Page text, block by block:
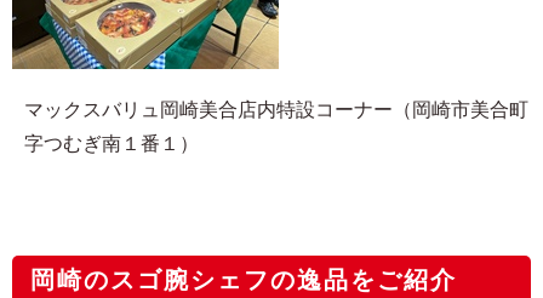
マックスバリュ岡崎美合店内特設コーナー（岡崎市美合町
字つむぎ南１番１）
岡崎のスゴ腕シェフの逸品をご紹介